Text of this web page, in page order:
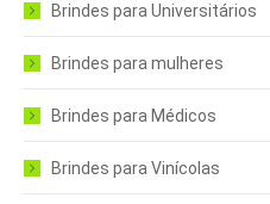
Brindes para Universitários
Brindes para mulheres
Brindes para Médicos
Brindes para Vinícolas